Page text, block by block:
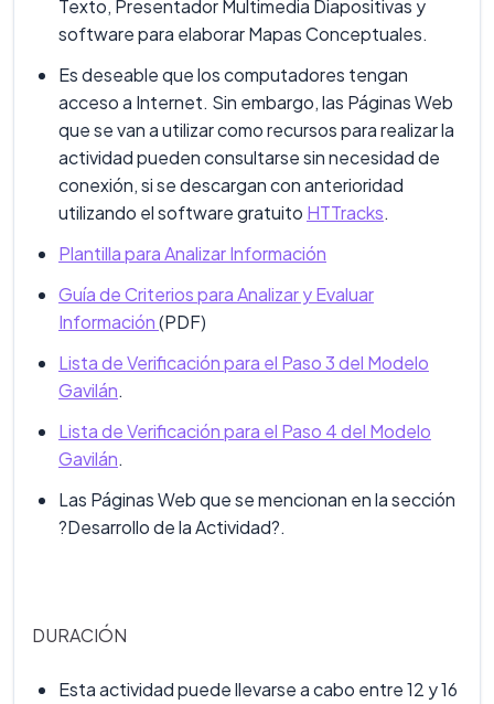
Texto, Presentador Multimedia Diapositivas y
software para elaborar Mapas Conceptuales.
Es deseable que los computadores tengan
acceso a Internet. Sin embargo, las Páginas Web
que se van a utilizar como recursos para realizar la
actividad pueden consultarse sin necesidad de
conexión, si se descargan con anterioridad
utilizando el software gratuito HTTracks.
Plantilla para Analizar Información
Guía de Criterios para Analizar y Evaluar
Información(PDF)
Lista de Verificación para el Paso 3 del Modelo
Gavilán.
Lista de Verificación para el Paso 4 del Modelo
Gavilán.
Las Páginas Web que se mencionan en la sección
?Desarrollo de la Actividad?.
DURACIÓN
Esta actividad puede llevarse a cabo entre 12 y 16